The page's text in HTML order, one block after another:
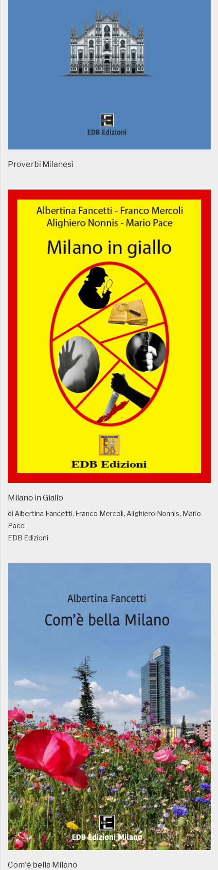
Proverbi Milanesi
Milano in Giallo
di Albertina Fancetti, Franco Mercoli, Alighiero Nonnis, Mario
Pace
EDB Edizioni
Com'è bella Milano